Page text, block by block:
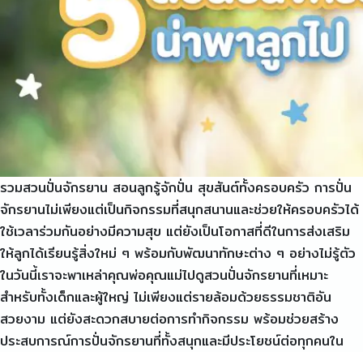
รวมสวนปั่นจักรยาน สอนลูกรู้จักปั่น สุขสันต์ทั้งครอบครัว การปั่น
จักรยานไม่เพียงแต่เป็นกิจกรรมที่สนุกสนานและช่วยให้ครอบครัวได้
ใช้เวลาร่วมกันอย่างมีความสุข แต่ยังเป็นโอกาสที่ดีในการส่งเสริม
ให้ลูกได้เรียนรู้สิ่งใหม่ ๆ พร้อมกับพัฒนาทักษะต่าง ๆ อย่างไม่รู้ตัว
ในวันนี้เราจะพาเหล่าคุณพ่อคุณแม่ไปดูสวนปั่นจักรยานที่เหมาะ
สำหรับทั้งเด็กและผู้ใหญ่ ไม่เพียงแต่รายล้อมด้วยธรรมชาติอัน
สวยงาม แต่ยังสะดวกสบายต่อการทำกิจกรรม พร้อมช่วยสร้าง
ประสบการณ์การปั่นจักรยานที่ทั้งสนุกและมีประโยชน์ต่อทุกคนใน